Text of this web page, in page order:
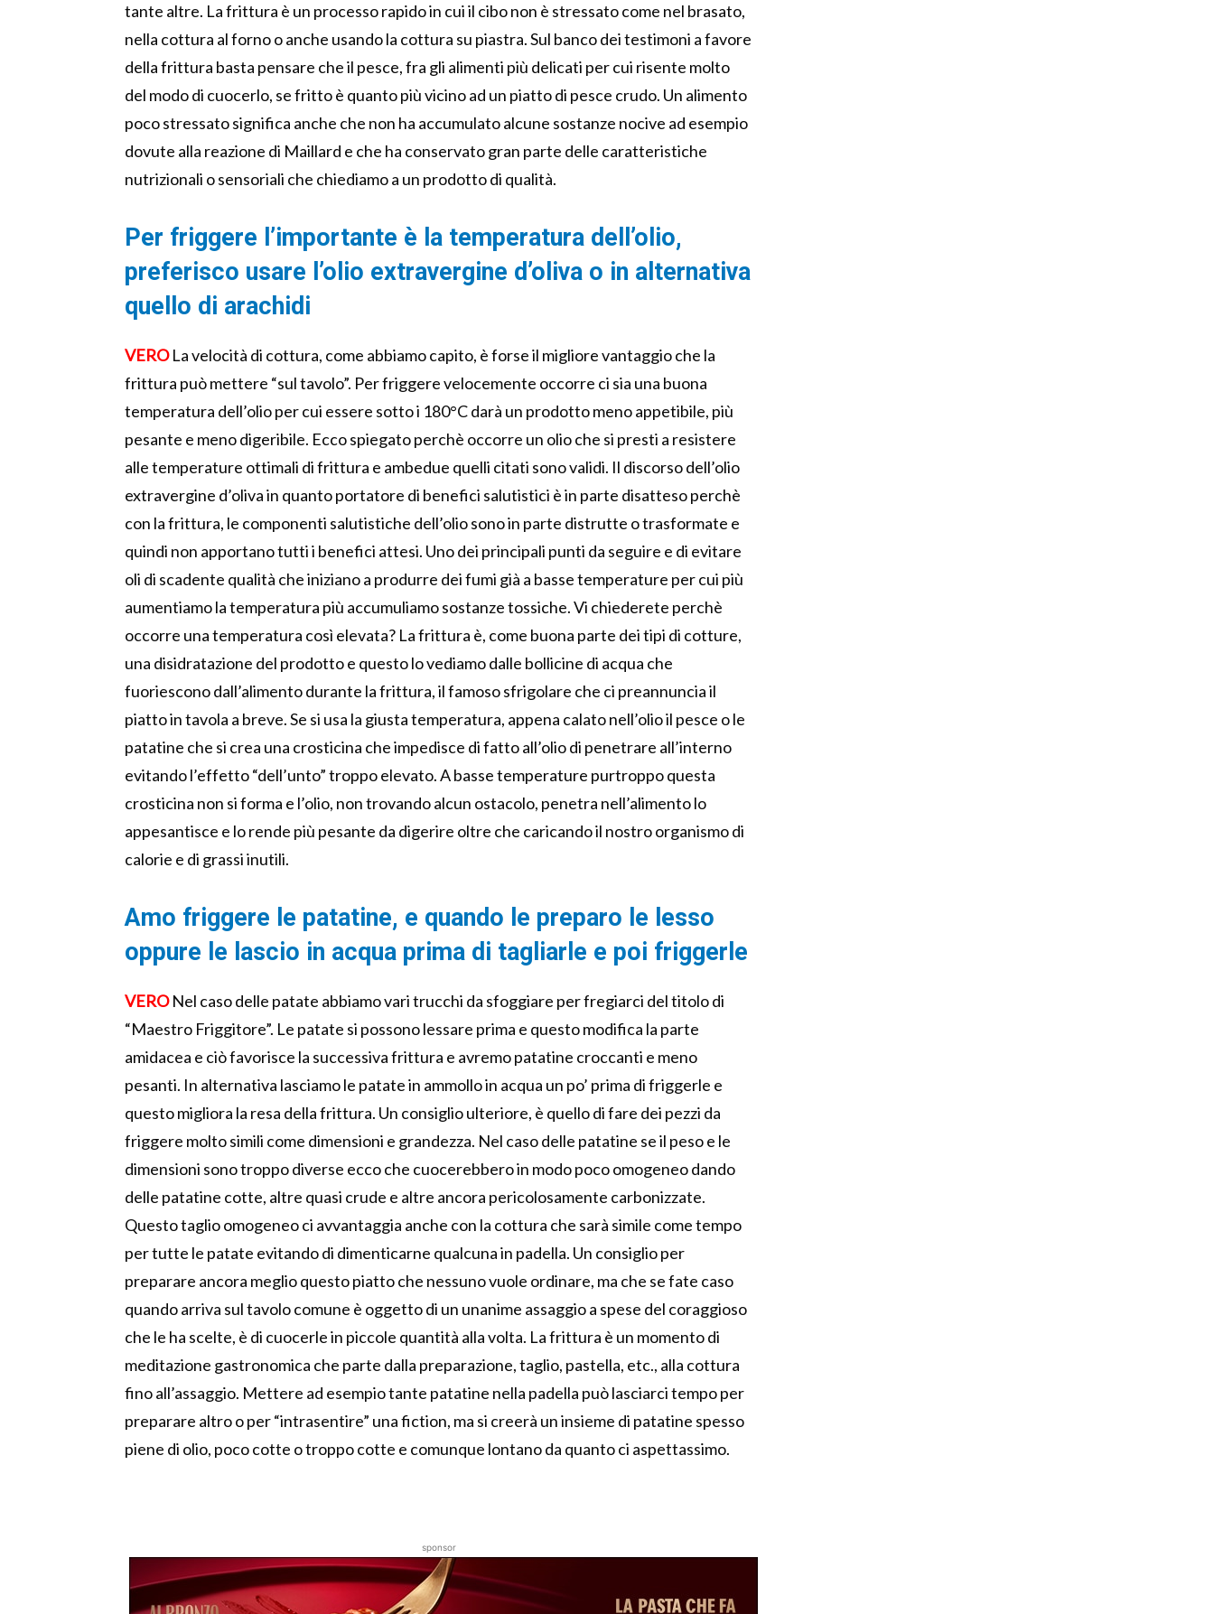
tante altre. La frittura è un processo rapido in cui il cibo non è stressato come nel brasato,
nella cottura al forno o anche usando la cottura su piastra. Sul banco dei testimoni a favore
della frittura basta pensare che il pesce, fra gli alimenti più delicati per cui risente molto
del modo di cuocerlo, se fritto è quanto più vicino ad un piatto di pesce crudo. Un alimento
poco stressato significa anche che non ha accumulato alcune sostanze nocive ad esempio
dovute alla reazione di Maillard e che ha conservato gran parte delle caratteristiche
nutrizionali o sensoriali che chiediamo a un prodotto di qualità.
Per friggere l’importante è la temperatura dell’olio,
preferisco usare l’olio extravergine d’oliva o in alternativa
quello di arachidi
VEROLa velocità di cottura, come abbiamo capito, è forse il migliore vantaggio che la
frittura può mettere “sul tavolo”. Per friggere velocemente occorre ci sia una buona
temperatura dell’olio per cui essere sotto i 180°C darà un prodotto meno appetibile, più
pesante e meno digeribile. Ecco spiegato perchè occorre un olio che si presti a resistere
alle temperature ottimali di frittura e ambedue quelli citati sono validi. Il discorso dell’olio
extravergine d’oliva in quanto portatore di benefici salutistici è in parte disatteso perchè
con la frittura, le componenti salutistiche dell’olio sono in parte distrutte o trasformate e
quindi non apportano tutti i benefici attesi. Uno dei principali punti da seguire e di evitare
oli di scadente qualità che iniziano a produrre dei fumi già a basse temperature per cui più
aumentiamo la temperatura più accumuliamo sostanze tossiche. Vi chiederete perchè
occorre una temperatura così elevata? La frittura è, come buona parte dei tipi di cotture,
una disidratazione del prodotto e questo lo vediamo dalle bollicine di acqua che
fuoriescono dall’alimento durante la frittura, il famoso sfrigolare che ci preannuncia il
piatto in tavola a breve. Se si usa la giusta temperatura, appena calato nell’olio il pesce o le
patatine che si crea una crosticina che impedisce di fatto all’olio di penetrare all’interno
evitando l’effetto “dell’unto” troppo elevato. A basse temperature purtroppo questa
crosticina non si forma e l’olio, non trovando alcun ostacolo, penetra nell’alimento lo
appesantisce e lo rende più pesante da digerire oltre che caricando il nostro organismo di
calorie e di grassi inutili.
Amo friggere le patatine, e quando le preparo le lesso
oppure le lascio in acqua prima di tagliarle e poi friggerle
VERONel caso delle patate abbiamo vari trucchi da sfoggiare per fregiarci del titolo di
“Maestro Friggitore”. Le patate si possono lessare prima e questo modifica la parte
amidacea e ciò favorisce la successiva frittura e avremo patatine croccanti e meno
pesanti. In alternativa lasciamo le patate in ammollo in acqua un po’ prima di friggerle e
questo migliora la resa della frittura. Un consiglio ulteriore, è quello di fare dei pezzi da
friggere molto simili come dimensioni e grandezza. Nel caso delle patatine se il peso e le
dimensioni sono troppo diverse ecco che cuocerebbero in modo poco omogeneo dando
delle patatine cotte, altre quasi crude e altre ancora pericolosamente carbonizzate.
Questo taglio omogeneo ci avvantaggia anche con la cottura che sarà simile come tempo
per tutte le patate evitando di dimenticarne qualcuna in padella. Un consiglio per
preparare ancora meglio questo piatto che nessuno vuole ordinare, ma che se fate caso
quando arriva sul tavolo comune è oggetto di un unanime assaggio a spese del coraggioso
che le ha scelte, è di cuocerle in piccole quantità alla volta. La frittura è un momento di
meditazione gastronomica che parte dalla preparazione, taglio, pastella, etc., alla cottura
fino all’assaggio. Mettere ad esempio tante patatine nella padella può lasciarci tempo per
preparare altro o per “intrasentire” una fiction, ma si creerà un insieme di patatine spesso
piene di olio, poco cotte o troppo cotte e comunque lontano da quanto ci aspettassimo.
sponsor